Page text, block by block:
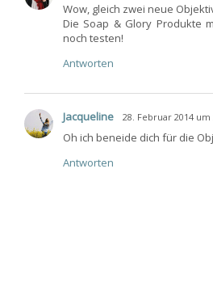
Wow, gleich zwei neue
Die Soap & Glory Produkte
noch testen!
Antworten
Jacqueline 28. Februar 2014 um
Oh ich beneide dich für die
Antworten